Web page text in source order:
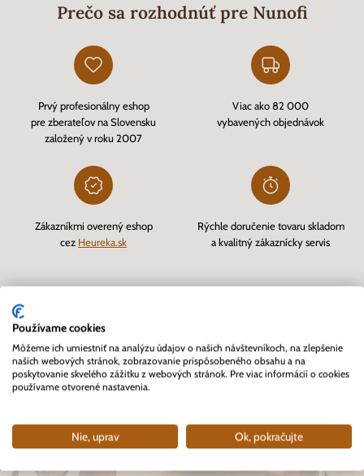
Prečo sa rozhodnúť pre Nunofi
Prvý profesionálny eshop
pre zberateľov na Slovensku
založený v roku 2007
Viac ako 82 000
vybavených objednávok
Zákazníkmi overený eshop
cez Heureka.sk
Rýchle doručenie tovaru skladom
a kvalitný zákaznícky servis
Používame cookies
Môžeme ich umiestniť na analýzu údajov o našich návštevníkoch, na zlepšenie
našich webových stránok, zobrazovanie prispôsobeného obsahu a na
poskytovanie skvelého zážitku z webových stránok. Pre viac informácií o cookies
používame otvorené nastavenia.
Nie, uprav Ok, pokračujte